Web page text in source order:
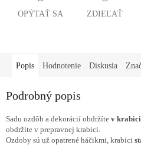
OPÝTAŤ SA ZDIEĽAŤ
Popis Hodnotenie Diskusia
Podrobný popis
Sadu ozdôb a dekorácií obdržíte v krabici
obdržíte v prepravnej krabici.
Ozdoby sú už opatrené háčikmi, krabici